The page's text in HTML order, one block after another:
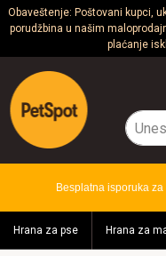
Obaveštenje: Poštovani kupci,
porudžbina u našim
plaćanje
Psi
Mačke
Glodari
Akvaristika
Teraristika
Besplatna isporuka
Hrana za pse Hrana za